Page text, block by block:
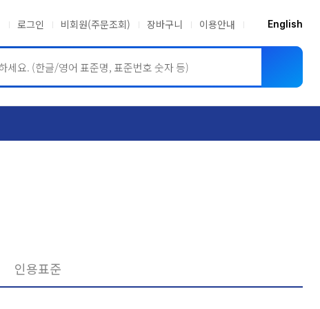
로그인 비회원(주문조회) 장바구니 이용안내 English
인용표준